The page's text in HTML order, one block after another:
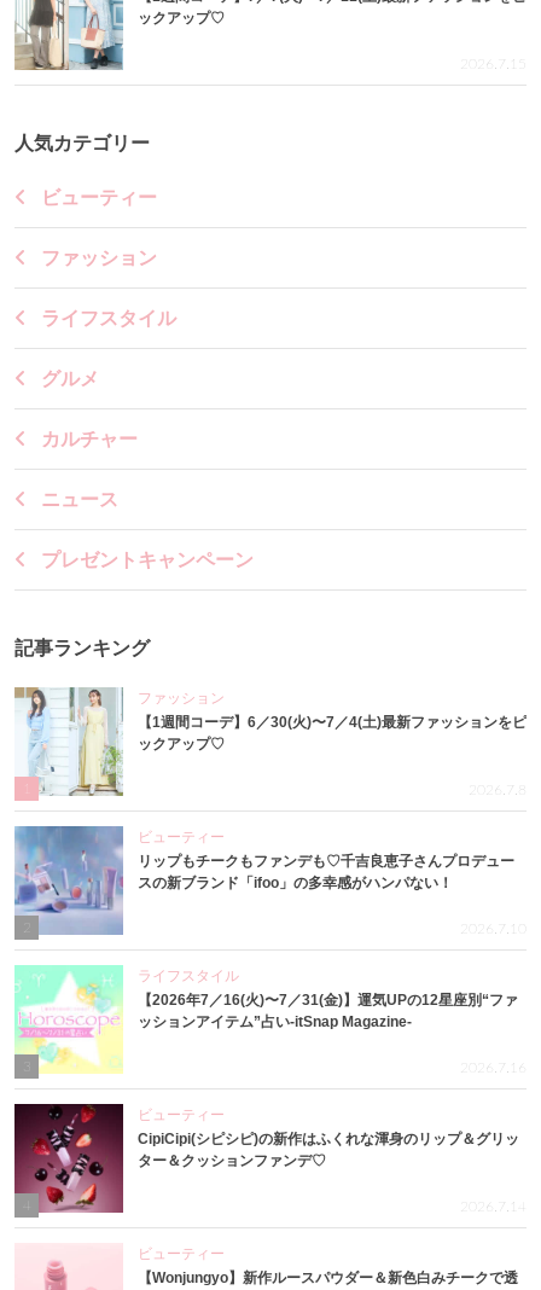
ックアップ♡
2026.7.15
人気カテゴリー
ビューティー
ファッション
ライフスタイル
グルメ
カルチャー
ニュース
プレゼントキャンペーン
記事ランキング
ファッション
【1週間コーデ】6／30(火)〜7／4(土)最新ファッションをピ
ックアップ♡
2026.7.8
ビューティー
リップもチークもファンデも♡千吉良恵子さんプロデュー
スの新ブランド「ifoo」の多幸感がハンパない！
2026.7.10
3
ライフスタイル
【2026年7／16(火)〜7／31(金)】運気UPの12星座別“ファ
ッションアイテム”占い-itSnap Magazine-
2026.7.16
4
ビューティー
CipiCipi(シピシピ)の新作はふくれな渾身のリップ＆グリッ
ター＆クッションファンデ♡
2026.7.14
ビューティー
【Wonjungyo】新作ルースパウダー＆新色白みチークで透